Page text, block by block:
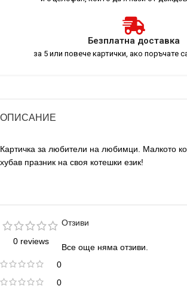
Безплатна доставка
за 5 или повече картички, ако поръчате
ОПИСАНИЕ
Картичка за любители на любимци. Малкото
хубав празник на своя котешки език!
0 reviews
0
0
Отзиви
Все още няма отзиви.